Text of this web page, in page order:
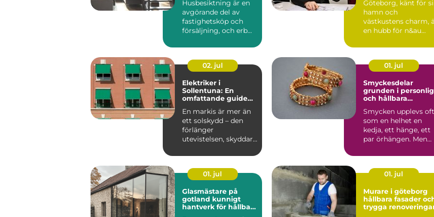
Husbesiktning är en
avgörande del av
fastighetsköp och
försäljning, och erb...
Göteborg, känt för
hamn och
västkustens charm,
en hubb för n&au...
02. jul
Elektriker i
Sollentuna: En
omfattande guide
markis-installation
En markis är mer än
ett solskydd – den
förlänger
utevistelsen, skyddar
01. jul
Smyckesdelar
grunden i
och hållbara
Smycken upplevs
som en helhet en
kedja, ett hänge, ett
par örhängen. Men
...
01. jul
Glasmästare på
gotland kunnigt
hantverk för hållbara
01. jul
Murare i göteborg
hållbara fasader
trygga